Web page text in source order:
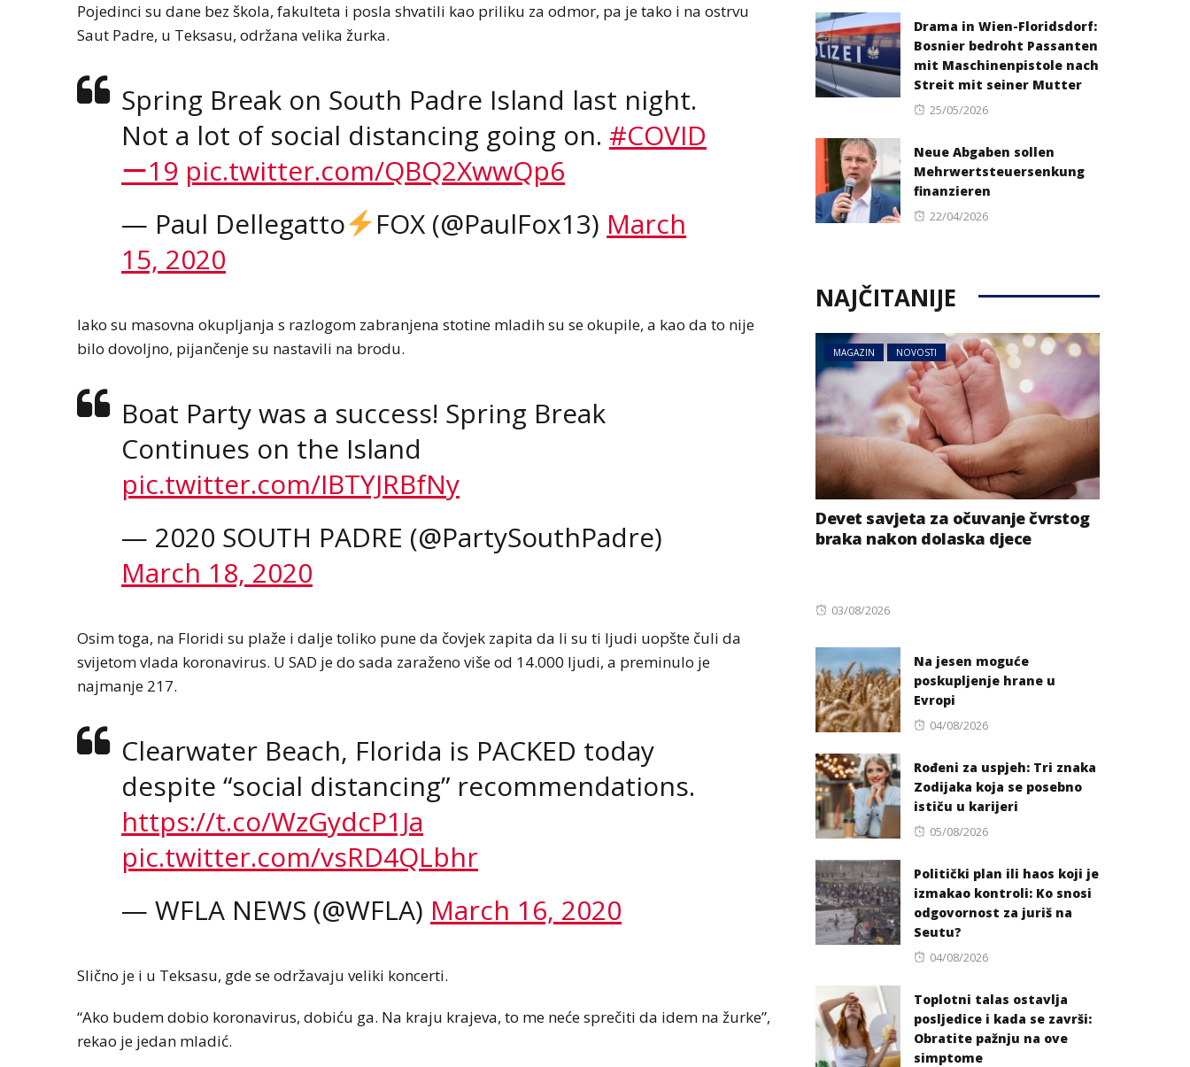
Pojedinci su dane bez škola, fakulteta i posla shvatili kao priliku za odmor, pa je tako i na ostrvu
Saut Padre, u Teksasu, održana velika žurka.
Spring Break on South Padre Island last night.
Not a lot of social distancing going on. #COVID
ー19 pic.twitter.com/QBQ2XwwQp6
— Paul Dellegatto
FOX (@PaulFox13) March
15, 2020
Iako su masovna okupljanja s razlogom zabranjena stotine mladih su se okupile, a kao da to nije
bilo dovoljno, pijančenje su nastavili na brodu.
Boat Party was a success! Spring Break
Continues on the Island
pic.twitter.com/IBTYJRBfNy
— 2020 SOUTH PADRE (@PartySouthPadre)
March 18, 2020
Osim toga, na Floridi su plaže i dalje toliko pune da čovjek zapita da li su ti ljudi uopšte čuli da
svijetom vlada koronavirus. U SAD je do sada zaraženo više od 14.000 ljudi, a preminulo je
najmanje 217.
Clearwater Beach, Florida is PACKED today
despite “social distancing” recommendations.
https://t.co/WzGydcP1Ja
pic.twitter.com/vsRD4QLbhr
— WFLA NEWS (@WFLA) March 16, 2020
Slično je i u Teksasu, gde se održavaju veliki koncerti.
“Ako budem dobio koronavirus, dobiću ga. Na kraju krajeva, to me neće sprečiti da idem na žurke”,
rekao je jedan mladić.
Drama in Wien-Floridsdorf:
Bosnier bedroht Passanten
mit Maschinenpistole nach
Streit mit seiner Mutter
Posted
25/05/2026
Neue Abgaben sollen
Mehrwertsteuersenkung
finanzieren
Posted
22/04/2026
NAJČITANIJE
MAGAZIN NOVOSTI
Devet savjeta za očuvanje čvrstog
braka nakon dolaska djece
Posted
03/08/2026
Na jesen moguće
poskupljenje hrane u
Evropi
Posted
04/08/2026
Rođeni za uspjeh: Tri znaka
Zodijaka koja se posebno
ističu u karijeri
Posted
05/08/2026
Politički plan ili haos koji je
izmakao kontroli: Ko snosi
odgovornost za juriš na
Seutu?
Posted
04/08/2026
Toplotni talas ostavlja
posljedice i kada se završi:
Obratite pažnju na ove
simptome